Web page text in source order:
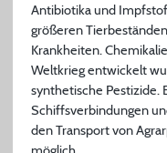
Antibiotika und
größeren
Krankheiten.
Weltkrieg entwickelt
synthetische Pestizide.
Schiffsverbindungen
den Transport von